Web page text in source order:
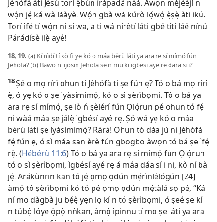
Jèhófà àti Jésù torí ẹ̀bùn ìràpadà náà. Àwọn méjèèjì ni
wọ́n jẹ́ ká wà láàyè! Wọ́n gbà wá kúrò lọ́wọ́ ẹ̀ṣẹ̀ àti ikú.
Torí ìfẹ́ tí wọ́n ní sí wa, a ti wá nírètí láti gbé títí láé nínú
Párádísè ilẹ̀ ayé!
18, 19. (a) Kí nìdí tí kò fi yẹ kó o máa bẹ̀rù láti ya ara rẹ sí mímọ́ fún
Jèhófà? (b) Báwo ni ìjọsìn Jèhófà ṣe ń mú kí ìgbésí ayé rẹ dára sí i?
18Ṣé o mọ rírì ohun tí Jèhófà ti ṣe fún ẹ? Tó o bá mọ rírì
ẹ̀, ó yẹ kó o ṣe ìyàsímímọ́, kó o sì ṣèrìbọmi. Tó o bá ya
ara rẹ sí mímọ́, ṣe lò ń ṣèlérí fún Ọlọ́run pé ohun tó fẹ́
ni wàá máa ṣe jálẹ̀ ìgbésí ayé rẹ. Ṣó wá yẹ kó o máa
bẹ̀rù láti ṣe ìyàsímímọ́? Rárá! Ohun tó dáa jù ni Jèhófà
fẹ́ fún ẹ, ó sì máa san èrè fún gbogbo àwọn tó bá ṣe ìfẹ́
rẹ̀. (Hébérù 11:6) Tó o bá ya ara rẹ sí mímọ́ fún Ọlọ́run
tó o sì ṣèrìbọmi, ìgbésí ayé rẹ á máa dáa sí i ni, kò ní bà
jẹ́! Arákùnrin kan tó jẹ́ ọmọ ọdún mẹ́rìnlélógún [24]
àmọ́ tó ṣèrìbọmi kó tó pé ọmọ ọdún mẹ́tàlá sọ pé, “Ká
ní mo dàgbà ju bẹ́ẹ̀ yẹn lọ kí n tó ṣèrìbọmi, ó ṣeé ṣe kí
n túbọ̀ lóye ọ̀pọ̀ nǹkan, àmọ́ ìpinnu tí mo ṣe láti ya ara